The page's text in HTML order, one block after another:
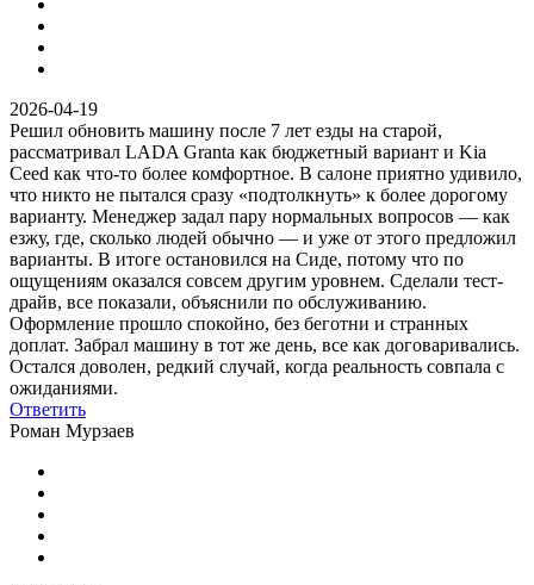
2026-04-19
Решил обновить машину после 7 лет езды на старой,
рассматривал LADA Granta как бюджетный вариант и Kia
Ceed как что-то более комфортное. В салоне приятно удивило,
что никто не пытался сразу «подтолкнуть» к более дорогому
варианту. Менеджер задал пару нормальных вопросов — как
езжу, где, сколько людей обычно — и уже от этого предложил
варианты. В итоге остановился на Сиде, потому что по
ощущениям оказался совсем другим уровнем. Сделали тест-
драйв, все показали, объяснили по обслуживанию.
Оформление прошло спокойно, без беготни и странных
доплат. Забрал машину в тот же день, все как договаривались.
Остался доволен, редкий случай, когда реальность совпала с
ожиданиями.
Ответить
Роман Мурзаев